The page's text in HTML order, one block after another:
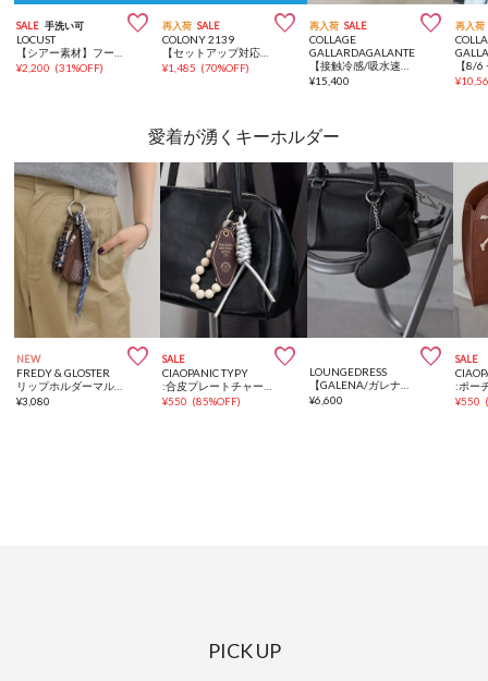
SALE 手洗い可 
LOCUST
¥2,200 (31%OFF)
再入荷 SALE 
COLONY 2139
¥1,485 (70%OFF)
再入荷 SALE 
COLLAGE
GALLARDAGALANTE
¥15,400
再入荷
¥
愛着が湧くキーホルダー
NEW 
FREDY & GLOSTER
¥3,080
SALE 
CIAOPANIC TYPY
¥550 (85%OFF)

LOUNGEDRESS
¥6,600
SALE
:ポー
¥550
PICK UP